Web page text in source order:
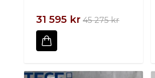
31 595 kr 45 275 kr